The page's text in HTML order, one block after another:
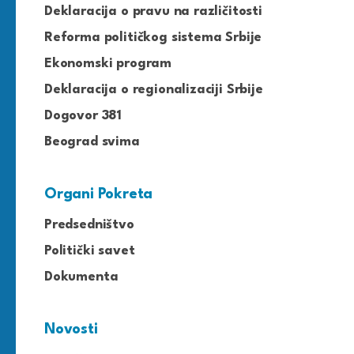
Deklaracija o pravu na različitosti
Reforma političkog sistema Srbije
Ekonomski program
Deklaracija o regionalizaciji Srbije
Dogovor 381
Beograd svima
Organi Pokreta
Predsedništvo
Politički savet
Dokumenta
Novosti